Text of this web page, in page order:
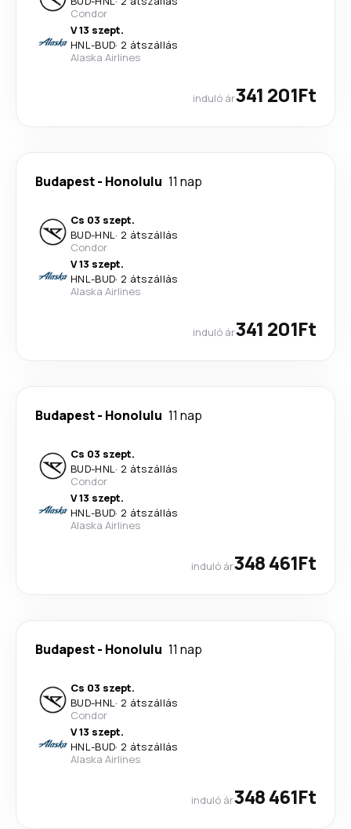
Condor
V 13 szept.
HNL-BUD· 2 átszállás
Alaska Airlines
induló ár341 201Ft
Budapest- Honolulu 11 nap
Cs 03 szept.
BUD-HNL· 2 átszállás
Condor
V 13 szept.
HNL-BUD· 2 átszállás
Alaska Airlines
induló ár341 201Ft
Budapest- Honolulu 11 nap
Cs 03 szept.
BUD-HNL· 2 átszállás
Condor
V 13 szept.
HNL-BUD· 2 átszállás
Alaska Airlines
induló ár348 461Ft
Budapest- Honolulu 11 nap
Cs 03 szept.
BUD-HNL· 2 átszállás
Condor
V 13 szept.
HNL-BUD· 2 átszállás
Alaska Airlines
induló ár348 461Ft